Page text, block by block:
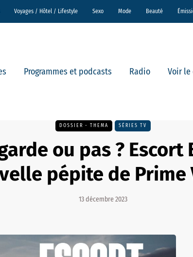
Voyages / Hôtel / Lifestyle Sexo Mode Beauté
Programmes et podcasts Radio Voir
DOSSIER - THEMA SÉRIES TV
ou pas ? Escort
pépite de Prime
13 décembre 2023